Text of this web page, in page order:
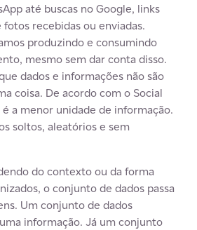
até buscas no Google, links
fotos recebidas ou enviadas.
produzindo e consumindo
mesmo sem dar conta disso.
dados e informações não são
coisa. De acordo com o Social
a menor unidade de informação.
soltos, aleatórios e sem
do contexto ou da forma
o conjunto de dados passa
Um conjunto de dados
informação. Já um conjunto